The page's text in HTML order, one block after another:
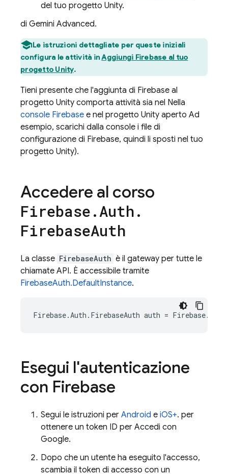
del tuo progetto Unity.
di Gemini Advanced.
Le istruzioni dettagliate per queste iniziali
configura le attività inAggiungi Firebase al tuo
progetto Unity.
Tieni presente che l'aggiunta di Firebase al
progetto Unity comporta attività sia nel Nella
console Firebase e nel progetto Unity aperto Ad
esempio, scarichi dalla console i file di
configurazione di Firebase, quindi li sposti nel tuo
progetto Unity).
Accedere al corso
Firebase.Auth.
FirebaseAuth
La classe FirebaseAuth è il gateway per tutte le
chiamate API. È accessibile tramite
FirebaseAuth.DefaultInstance.
Firebase.Auth . FirebaseAuth auth = Firebase.
Esegui l'autenticazione
con Firebase
Segui le istruzioni per Android e iOS+. per
ottenere un token ID per Accedi con
Google.
Dopo che un utente ha eseguito l'accesso,
scambia il token di accesso con un